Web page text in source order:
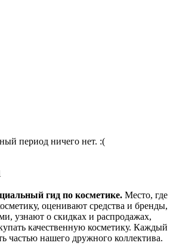
период ничего нет. :(
гид по косметике. Место, где
оценивают средства и бренды,
узнают о скидках и распродажах,
качественную косметику. Каждый
частью нашего дружного коллектива.